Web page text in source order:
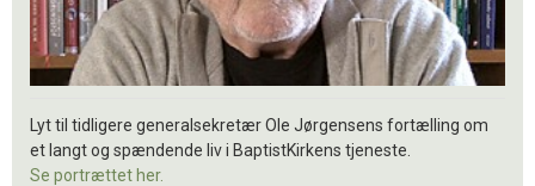
Lyt til tidligere generalsekretær Ole Jørgensens fortælling om
et langt og spændende liv i BaptistKirkens tjeneste.
Se portrættet her.